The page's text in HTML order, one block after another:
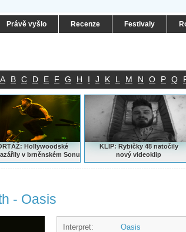
Právě vyšlo Recenze Festivaly
A B C D E F G H I J K L M N O P Q
Hollywoodské
v brněnském Sonu
KLIP: Rybičky 48 natočily
nový videoklip
- Oasis
Interpret:
Oasis